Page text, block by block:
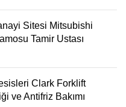
Sitesi Mitsubishi
Tamir Ustası
Clark Forklift
ve Antifriz Bakımı